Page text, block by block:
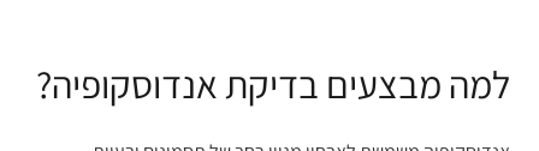
למה מבצעים בדיקת אנדוסקופיה?